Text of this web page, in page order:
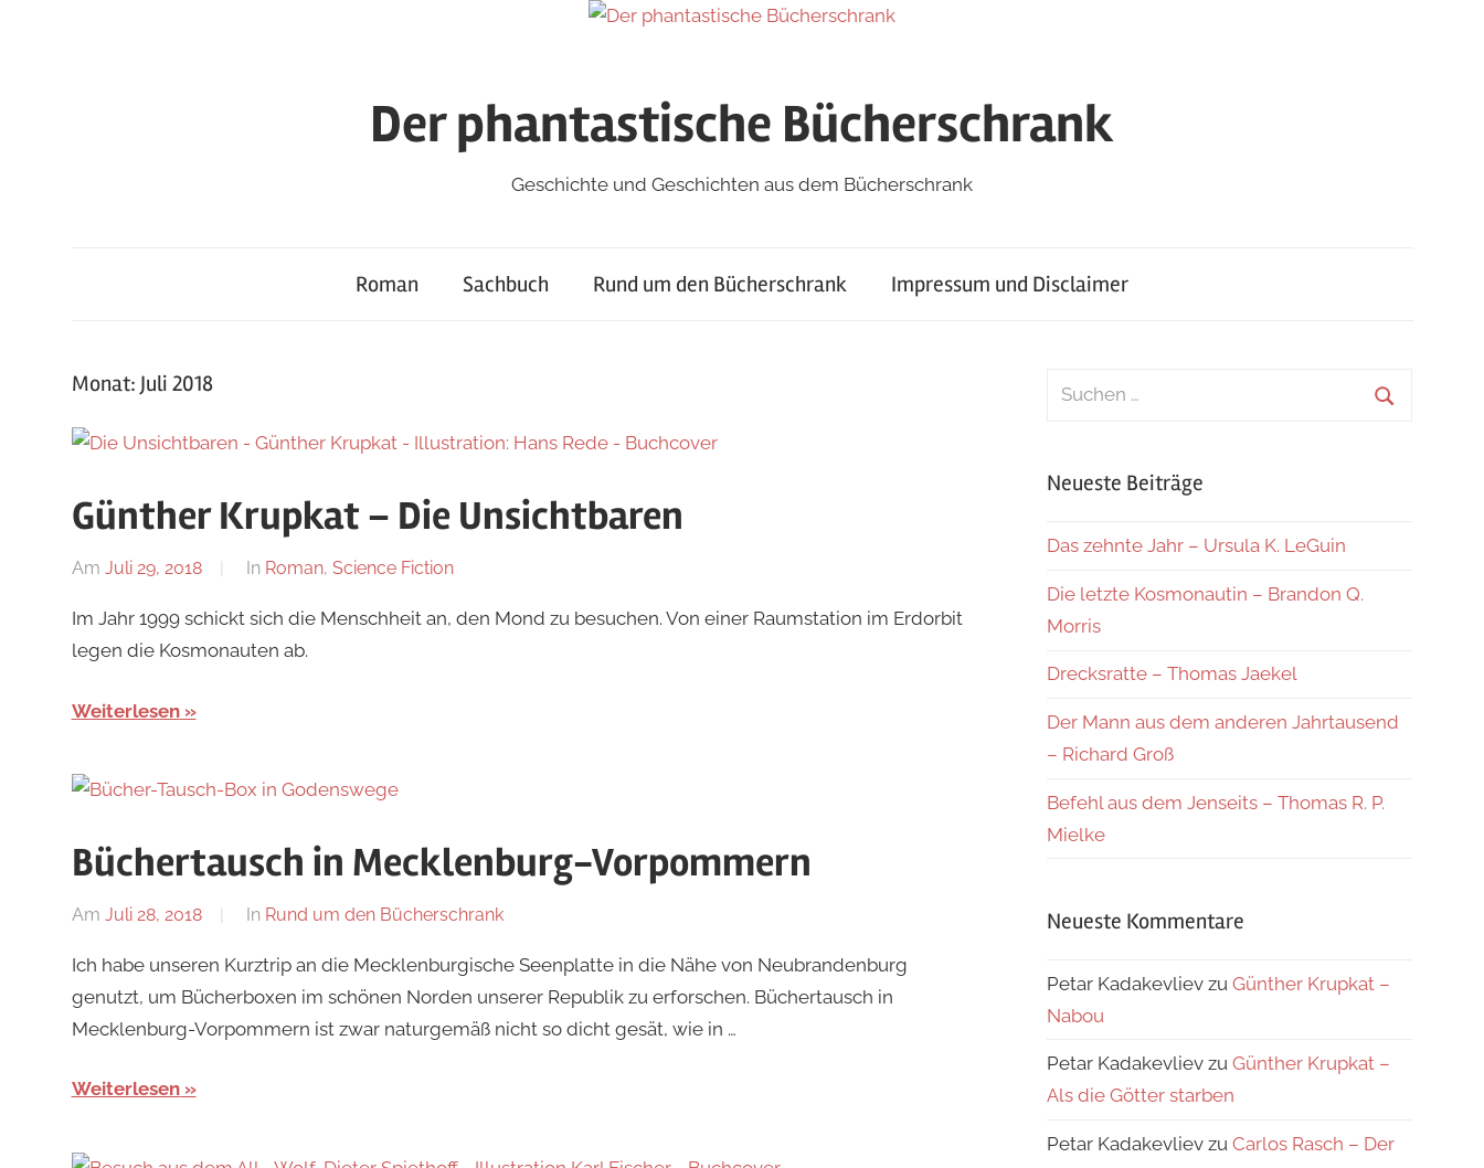
Der phantastische Bücherschrank
Geschichte und Geschichten aus dem Bücherschrank
Roman Sachbuch Rund um den Bücherschrank Impressum und Disclaimer
Monat: Juli 2018
Günther Krupkat – Die Unsichtbaren
Am Juli 29, 2018
Von
In Roman, Science Fiction
Im Jahr 1999 schickt sich die Menschheit an, den Mond zu besuchen. Von einer Raumstation im Erdorbit
legen die Kosmonauten ab.
Weiterlesen
Büchertausch in Mecklenburg-Vorpommern
Am Juli 28, 2018
Von
In Rund um den Bücherschrank
Ich habe unseren Kurztrip an die Mecklenburgische Seenplatte in die Nähe von Neubrandenburg
genutzt, um Bücherboxen im schönen Norden unserer Republik zu erforschen. Büchertausch in
Mecklenburg-Vorpommern ist zwar naturgemäß nicht so dicht gesät, wie in …
Weiterlesen
Suchen
Neueste Beiträge
Das zehnte Jahr – Ursula K. LeGuin
Die letzte Kosmonautin – Brandon Q.
Morris
Drecksratte – Thomas Jaekel
Der Mann aus dem anderen Jahrtausend
– Richard Groß
Befehl aus dem Jenseits – Thomas R. P.
Mielke
Neueste Kommentare
Petar Kadakevliev zu Günther Krupkat –
Nabou
Petar Kadakevliev zu Günther Krupkat –
Als die Götter starben
Petar Kadakevliev zu Carlos Rasch – Der